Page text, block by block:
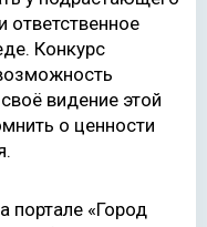
ответственное
Конкурс
видение этой
о ценности
портале «Город